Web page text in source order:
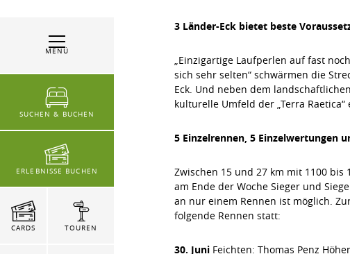
MENÜ
SUCHEN & BUCHEN
ERLEBNISSE BUCHEN
CARDS TOUREN
3 Länder-Eck bietet beste
„Einzigartige Laufperlen auf fast
sich sehr selten“ schwärmen die
Eck. Und neben dem
kulturelle Umfeld der „Terra
5 Einzelrennen, 5 Einzelwertungen
Zwischen 15 und 27 km mit 1100
am Ende der Woche Sieger und
an nur einem Rennen ist möglich.
folgende Rennen statt:
30. Juni Feichten: Thomas Penz